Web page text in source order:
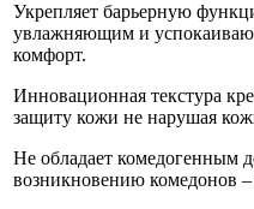
Укрепляет барьерную
увлажняющим и
комфорт.
Инновационная текстура
защиту кожи не нарушая
Не обладает комедогенным
возникновению комедонов